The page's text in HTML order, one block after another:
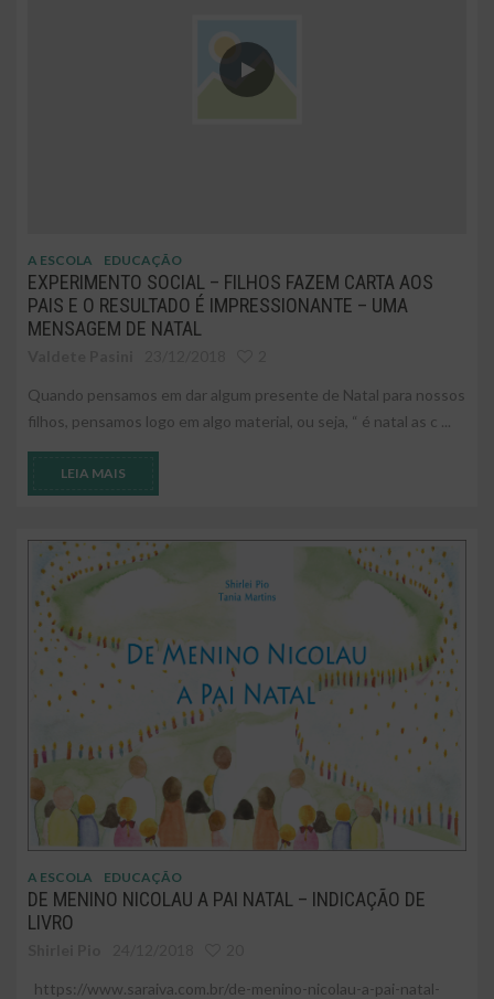
A ESCOLA EDUCAÇÃO
EXPERIMENTO SOCIAL – FILHOS FAZEM CARTA AOS
PAIS E O RESULTADO É IMPRESSIONANTE – UMA
MENSAGEM DE NATAL
Quando pensamos em dar algum presente de Natal para nossos
filhos, pensamos logo em algo material, ou seja, “ é natal as c ...
LEIA MAIS
A ESCOLA EDUCAÇÃO
DE MENINO NICOLAU A PAI NATAL – INDICAÇÃO DE
LIVRO
https://www.saraiva.com.br/de-menino-nicolau-a-pai-natal-